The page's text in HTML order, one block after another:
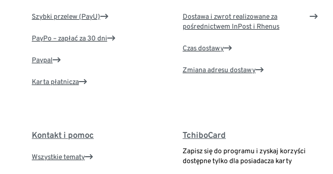
Szybki przelew (PayU)
PayPo – zapłać za 30 dni
Paypal
Karta płatnicza
Dostawa i zwrot realizowane za
pośrednictwem InPost i Rhenus
Czas dostawy
Zmiana adresu dostawy
Kontakt i pomoc
Wszystkie tematy
TchiboCard
Zapisz się do programu i zyskaj korzyści
dostępne tylko dla posiadacza karty